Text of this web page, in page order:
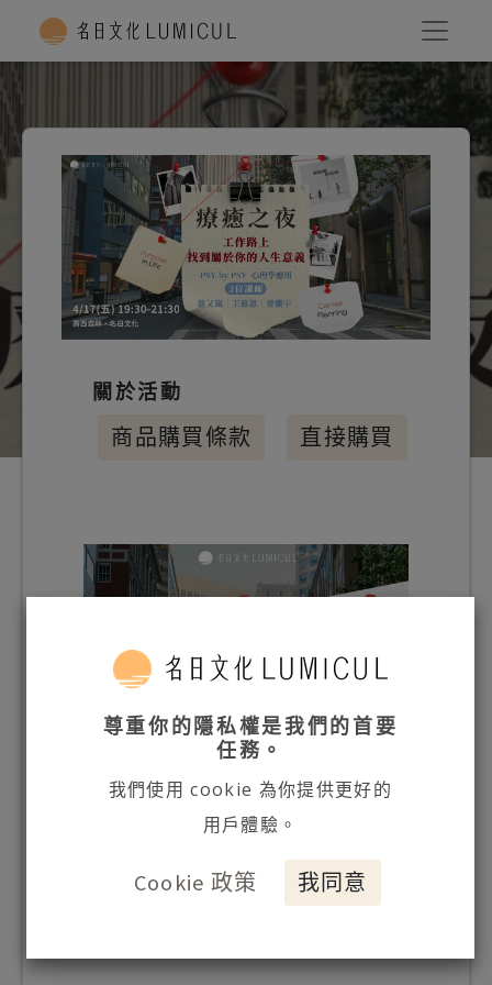
關於活動
商品購買條款 直接購買
尊重你的隱私權是我們的首要
任務。
我們使用 cookie 為你提供更好的
用戶體驗。
Cookie 政策 我同意